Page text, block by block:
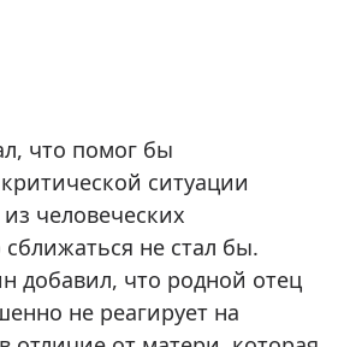
что помог бы
ситуации
человеческих
не стал бы.
добавил, что родной отец
не реагирует на